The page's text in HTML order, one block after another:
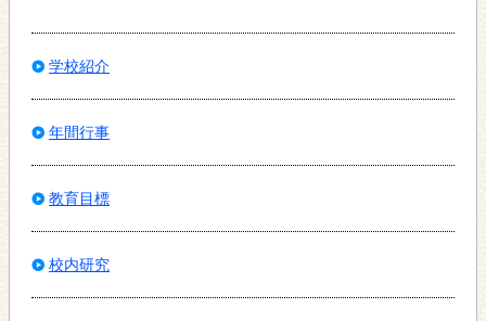
学校紹介
年間行事
教育目標
校内研究